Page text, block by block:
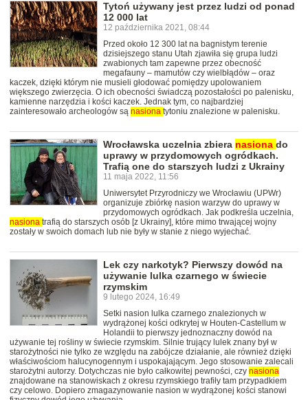
Tytoń używany jest przez ludzi od ponad
12 000 lat
12 października 2021, 08:44
Przed około 12 300 lat na bagnistym terenie
dzisiejszego stanu Utah zjawiła się grupa ludzi
zwabionych tam zapewne przez obecność
megafauny – mamutów czy wielbłądów – oraz
kaczek, dzięki którym nie musieli głodować pomiędzy upolowaniem
większego zwierzęcia. O ich obecności świadczą pozostałości po palenisku,
kamienne narzędzia i kości kaczek. Jednak tym, co najbardziej
zainteresowało archeologów są nasiona tytoniu znalezione w palenisku.
Wrocławska uczelnia zbiera nasiona do
uprawy w przydomowych ogródkach.
Trafią one do starszych ludzi z Ukrainy
11 maja 2022, 11:56
Uniwersytet Przyrodniczy we Wrocławiu (UPWr)
organizuje zbiórkę nasion warzyw do uprawy w
przydomowych ogródkach. Jak podkreśla uczelnia,
nasiona trafią do starszych osób [z Ukrainy], które mimo trwającej wojny
zostały w swoich domach lub nie były w stanie z niego wyjechać.
Lek czy narkotyk? Pierwszy dowód na
używanie lulka czarnego w świecie
rzymskim
9 lutego 2024, 16:49
Setki nasion lulka czarnego znalezionych w
wydrążonej kości odkrytej w Houten-Castellum w
Holandii to pierwszy jednoznaczny dowód na
używanie tej rośliny w świecie rzymskim. Silnie trujący lulek znany był w
starożytności nie tylko ze względu na zabójcze działanie, ale również dzięki
właściwościom halucynogennym i uspokajającym. Jego stosowanie zalecali
starożytni autorzy. Dotychczas nie było całkowitej pewności, czy nasiona
znajdowane na stanowiskach z okresu rzymskiego trafiły tam przypadkiem
czy celowo. Dopiero zmagazynowanie nasion w wydrążonej kości stanowi